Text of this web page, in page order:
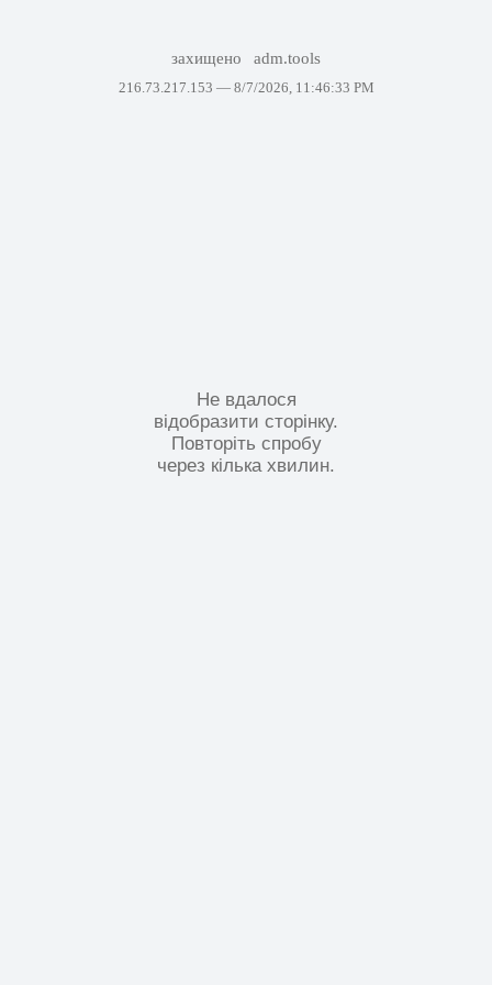
захищено adm.tools
216.73.217.153 — 8/7/2026, 11:46:33 PM
Не вдалося
відобразити сторінку.
Повторіть спробу
через кілька хвилин.